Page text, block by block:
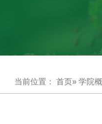
当前位置： 首页» 学院